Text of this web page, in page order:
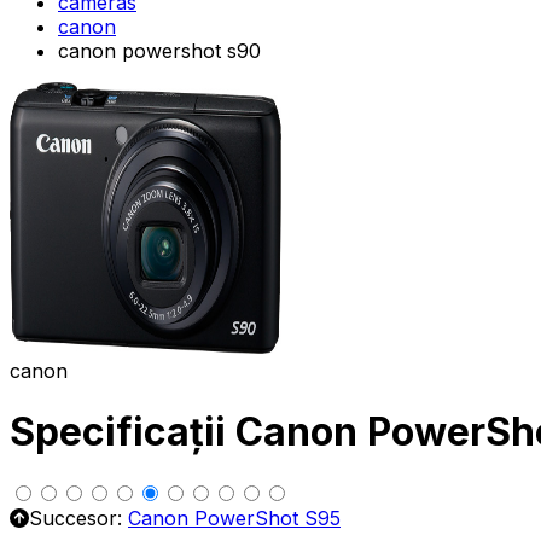
canon
canon powershot s90
canon
Specificații Canon
Succesor: Canon PowerShot S95